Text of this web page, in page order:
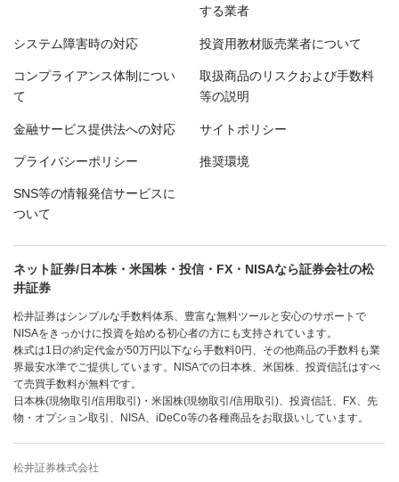
する業者
システム障害時の対応 投資用教材販売業者について
コンプライアンス体制につい
て
取扱商品のリスクおよび手数料
等の説明
金融サービス提供法への対応 サイトポリシー
プライバシーポリシー 推奨環境
SNS等の情報発信サービスに
ついて
ネット証券/日本株・米国株・投信・FX・NISAなら証券会社の松
井証券
松井証券はシンプルな手数料体系、豊富な無料ツールと安心のサポートで
NISAをきっかけに投資を始める初心者の方にも支持されています。
株式は1日の約定代金が50万円以下なら手数料0円、その他商品の手数料も業
界最安水準でご提供しています。NISAでの日本株、米国株、投資信託はすべ
て売買手数料が無料です。
日本株(現物取引/信用取引)・米国株(現物取引/信用取引)、投資信託、FX、先
物・オプション取引、NISA、iDeCo等の各種商品をお取扱いしています。
松井証券株式会社